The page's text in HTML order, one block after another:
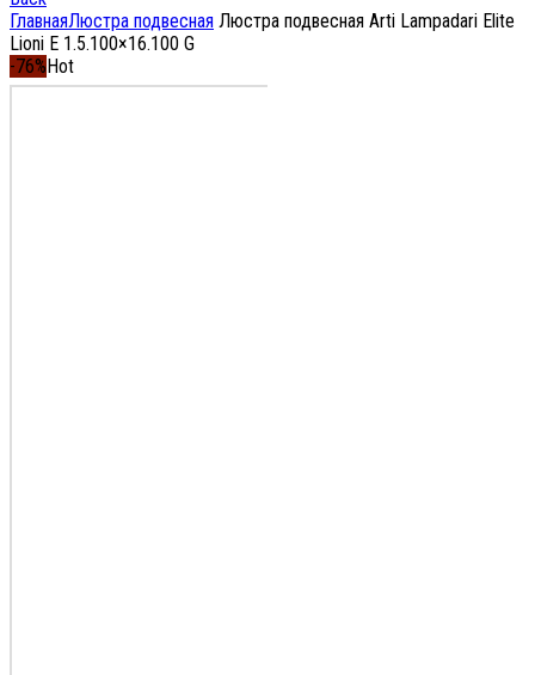
ГлавнаяЛюстра подвесная Люстра подвесная Arti Lampadari Elite
Lioni E 1.5.100×16.100 G
-76% Hot